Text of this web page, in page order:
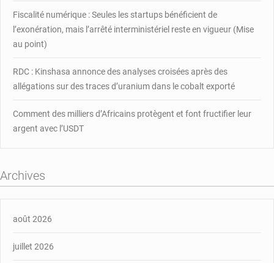
Fiscalité numérique : Seules les startups bénéficient de
l’exonération, mais l’arrêté interministériel reste en vigueur (Mise
au point)
RDC : Kinshasa annonce des analyses croisées après des
allégations sur des traces d’uranium dans le cobalt exporté
Comment des milliers d’Africains protègent et font fructifier leur
argent avec l’USDT
Archives
août 2026
juillet 2026